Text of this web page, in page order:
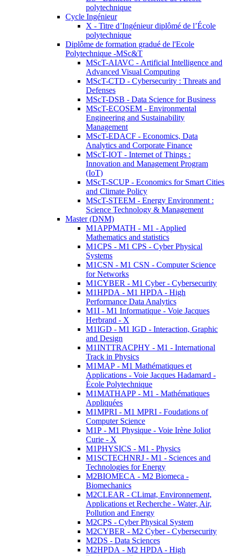
polytechnique
Cycle Ingénieur
X - Titre d’Ingénieur diplômé de l’École
polytechnique
Diplôme de formation gradué de l'Ecole
Polytechnique -MSc&T
MScT-AIAVC - Artificial Intelligence and
Advanced Visual Computing
MScT-CTD - Cybersecurity : Threats and
Defenses
MScT-DSB - Data Science for Business
MScT-ECOSEM - Environmental
Engineering and Sustainability
Management
MScT-EDACF - Economics, Data
Analytics and Corporate Finance
MScT-IOT - Internet of Things :
Innovation and Management Program
(IoT)
MScT-SCUP - Economics for Smart Cities
and Climate Policy
MScT-STEEM - Energy Environment :
Science Technology & Management
Master (DNM)
M1APPMATH - M1 - Applied
Mathematics and statistics
M1CPS - M1 CPS - Cyber Physical
Systems
M1CSN - M1 CSN - Computer Science
for Networks
M1CYBER - M1 Cyber - Cybersecurity
M1HPDA - M1 HPDA - High
Performance Data Analytics
M1I - M1 Informatique - Voie Jacques
Herbrand - X
M1IGD - M1 IGD - Interaction, Graphic
and Design
M1INTTRACPHY - M1 - International
Track in Physics
M1MAP - M1 Mathématiques et
Applications - Voie Jacques Hadamard -
École Polytechnique
M1MATHAPP - M1 - Mathématiques
Appliquées
M1MPRI - M1 MPRI - Foudations of
Computer Science
M1P - M1 Physique - Voie Irène Joliot
Curie - X
M1PHYSICS - M1 - Physics
M1SCTECHNRJ - M1 - Sciences and
Technologies for Energy
M2BIOMECA - M2 Biomeca -
Biomechanics
M2CLEAR - CLimat, Environnement,
Applications et Recherche - Water, Air,
Pollution and Energy
M2CPS - Cyber Physical System
M2CYBER - M2 Cyber - Cybersecurity
M2DS - Data Sciences
M2HPDA - M2 HPDA - High